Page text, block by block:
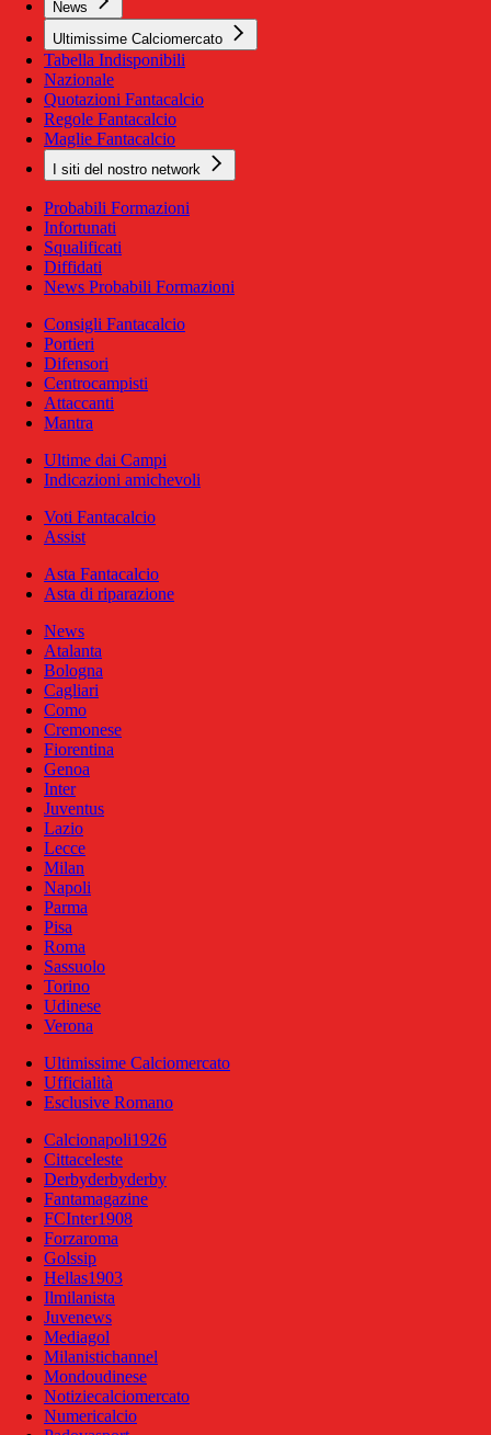
News
Ultimissime Calciomercato
Tabella Indisponibili
Nazionale
Quotazioni Fantacalcio
Regole Fantacalcio
Maglie Fantacalcio
I siti del nostro network
Probabili Formazioni
Infortunati
Squalificati
Diffidati
News Probabili Formazioni
Consigli Fantacalcio
Portieri
Difensori
Centrocampisti
Attaccanti
Mantra
Ultime dai Campi
Indicazioni amichevoli
Voti Fantacalcio
Assist
Asta Fantacalcio
Asta di riparazione
News
Atalanta
Bologna
Cagliari
Como
Cremonese
Fiorentina
Genoa
Inter
Juventus
Lazio
Lecce
Milan
Napoli
Parma
Pisa
Roma
Sassuolo
Torino
Udinese
Verona
Ultimissime Calciomercato
Ufficialità
Esclusive Romano
Calcionapoli1926
Cittaceleste
Derbyderbyderby
Fantamagazine
FCInter1908
Forzaroma
Golssip
Hellas1903
Ilmilanista
Juvenews
Mediagol
Milanistichannel
Mondoudinese
Notiziecalciomercato
Numericalcio